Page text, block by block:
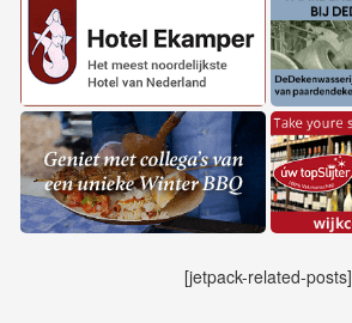
[jetpack-related-posts]